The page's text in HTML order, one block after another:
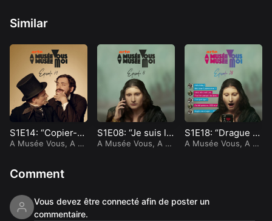
Similar
S1E14: “Copier-co
ller”
A Musée Vous, A M
S1E08: “Je suis la
star”
A Musée Vous, A M
S1E18: “Drague e
n Ligne”
A Musée Vous, A M
Comment
Vous devez être connecté afin de poster un
commentaire.